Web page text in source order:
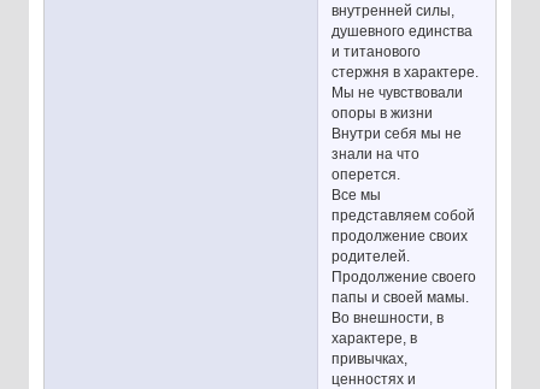
внутренней силы,
душевного единства
и титанового
стержня в характере.
Мы не чувствовали
опоры в жизни
Внутри себя мы не
знали на что
оперется.
Все мы
представляем собой
продолжение своих
родителей.
Продолжение своего
папы и своей мамы.
Во внешности, в
характере, в
привычках,
ценностях и